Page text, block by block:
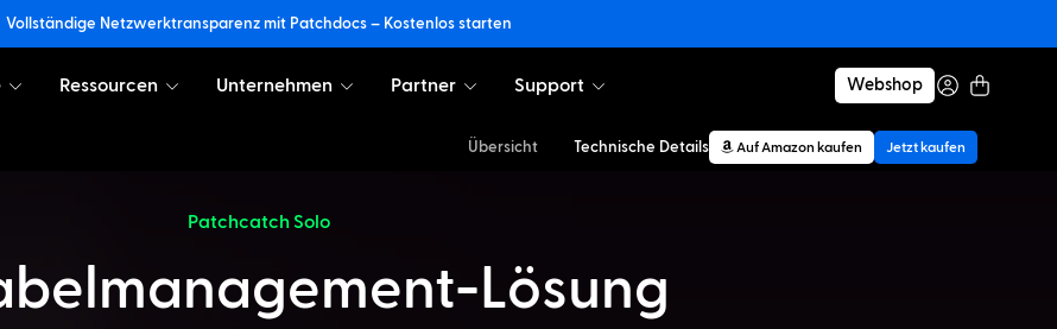
Vollständige Netzwerktransparenz mit Patchdocs – Kostenlos starten
Ressourcen Unternehmen Partner Support Webshop
Übersicht Technische Details Auf Amazon kaufen Jetzt kaufen
Patchcatch Solo
Lösung